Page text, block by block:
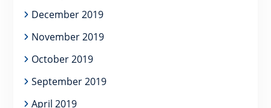
December 2019
November 2019
October 2019
September 2019
April 2019